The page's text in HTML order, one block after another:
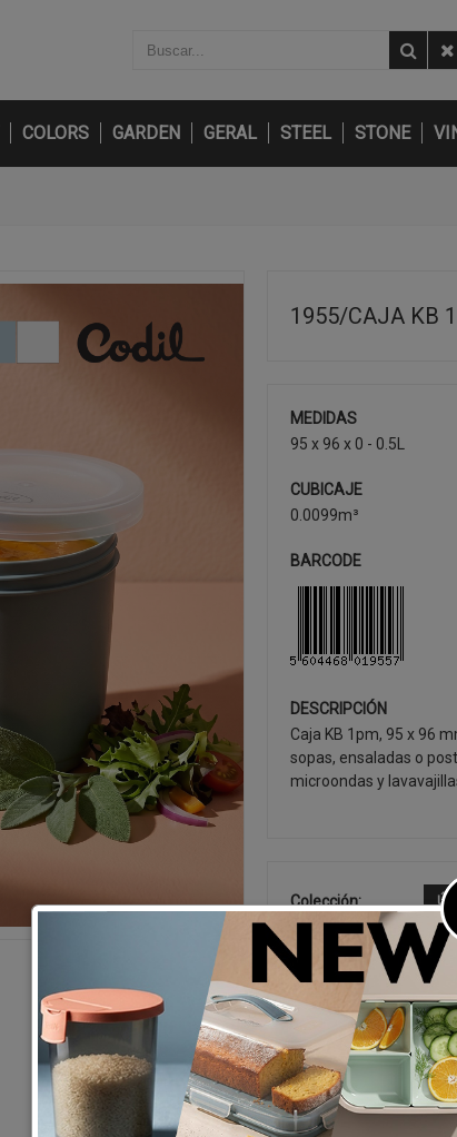
COLORS GARDEN GERAL STEEL STONE
1955/CAJA KB 1
MEDIDAS
95 x 96 x 0 - 0.5L
CUBICAJE
0.0099m³
BARCODE
DESCRIPCIÓN
Caja KB 1pm, 95 x 96
sopas, ensaladas o
microondas y
Colección: